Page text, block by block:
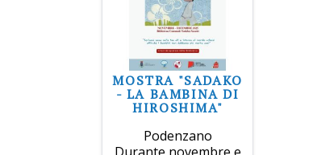
MOSTRA "SADAKO
- LA BAMBINA DI
HIROSHIMA"
Podenzano